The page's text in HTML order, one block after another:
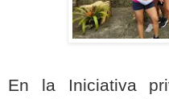
En la Iniciativa